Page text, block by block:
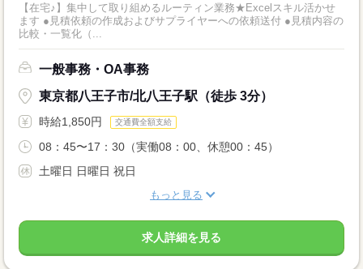
【在宅♪】集中して取り組めるルーティン業務★Excelスキル活かせ
ます ●見積依頼の作成およびサプライヤーへの依頼送付 ●見積内容の
比較・一覧化（...
一般事務・OA事務
東京都八王子市/北八王子駅（徒歩 3分）
時給1,850円 交通費全額支給
08：45〜17：30（実働08：00、休憩00：45）
土曜日 日曜日 祝日
もっと見る
求人詳細を見る